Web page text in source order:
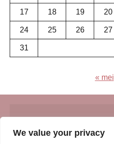
We value your privacy
17 18 19 20
24 25 26 27
31
« mei
© Insert Internetuitgeverij